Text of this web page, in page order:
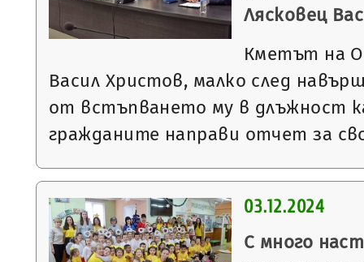
Лясковец
Кметът на
Васил Христов, малко след
от встъпването му в длъжност
гражданите направи отчет за
03.12.2024
С много